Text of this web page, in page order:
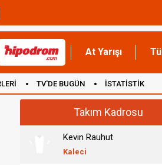
At Yarışı
TV'DE BUGÜN İSTATİSTİK
Takım Kadrosu
Kevin Rauhut
Kaleci